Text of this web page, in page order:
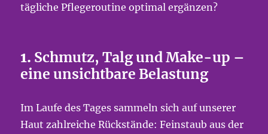
tägliche Pflegeroutine optimal ergänzen?
1. Schmutz, Talg und Make-up –
eine unsichtbare Belastung
Im Laufe des Tages sammeln sich auf unserer
Haut zahlreiche Rückstände: Feinstaub aus der